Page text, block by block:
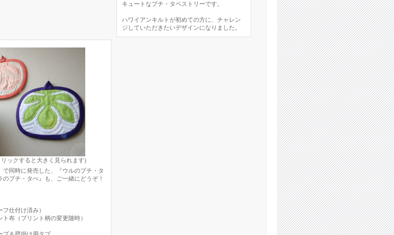
キュートなプチ・タペストリーです。
ハワイアンキルトが初めての方に、チャレン
ジしていただきたいデザインになりました。
ックすると大きく見られます)
で同時に発売した、『ウルのプチ・タ
のプチ・タぺ』も、ご一緒にどうぞ！
仕付け済み）
ト布（プリント柄の変更随時）